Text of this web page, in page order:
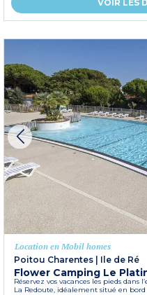
VOIR LES
Location en Mobil homes
Poitou Charentes
Ile de Ré
Flower Camping Le
Réservez vos vacances les pieds
La Redoute, idéalement situé en bord